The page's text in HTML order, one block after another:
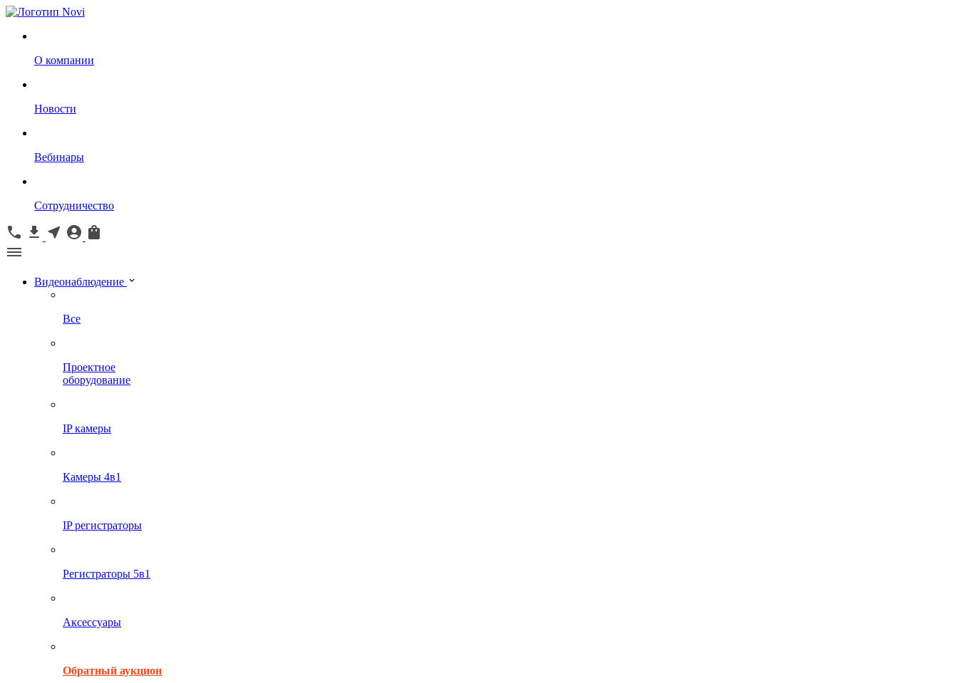
О компании
Новости
Вебинары
Сотрудничество
Видеонаблюдение
Все
Проектное
оборудование
IP камеры
Камеры 4в1
IP регистраторы
Регистраторы 5в1
Аксессуары
Обратный аукцион